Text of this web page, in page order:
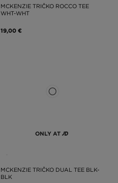
MCKENZIE TRIČKO ROCCO TEE
WHT-WHT
19,00 €
ONLY AT
MCKENZIE TRIČKO DUAL TEE BLK-
BLK